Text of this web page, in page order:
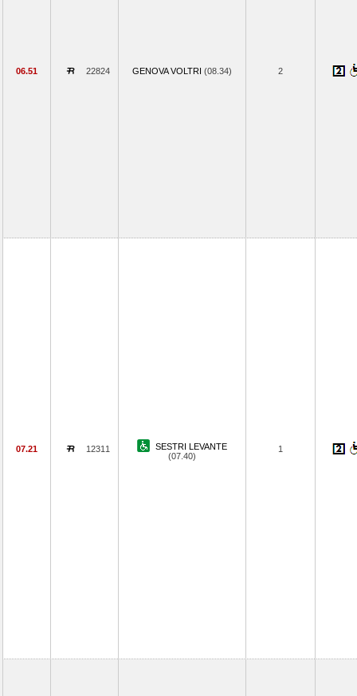
06.51 22824 GENOVA VOLTRI (08.34) 2
07.21 12311
SESTRI LEVANTE
(07.40)
1